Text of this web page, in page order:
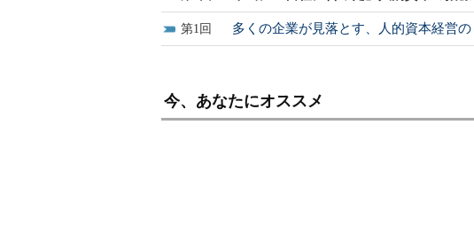
1 多くの企業が見落とす、人的資本経営
今、あなたにオススメ